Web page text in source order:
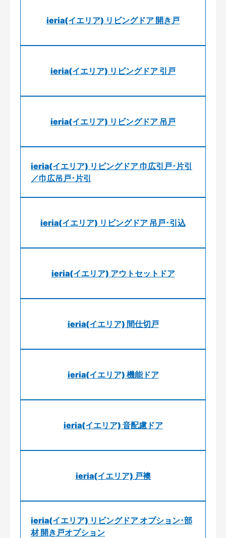
ieria(イエリア) リビングドア 開き戸
ieria(イエリア) リビングドア 引戸
ieria(イエリア) リビングドア 吊戸
ieria(イエリア) リビングドア 巾広引戸･片引
／巾広吊戸･片引
ieria(イエリア) リビングドア 吊戸･引込
ieria(イエリア) アウトセットドア
ieria(イエリア) 間仕切戸
ieria(イエリア) 機能ドア
ieria(イエリア) 音配慮ドア
ieria(イエリア) 戸襖
ieria(イエリア) リビングドア オプション･部
材 開き戸オプション